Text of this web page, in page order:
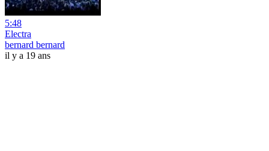
5:48
Electra
bernard bernard
il y a 19 ans